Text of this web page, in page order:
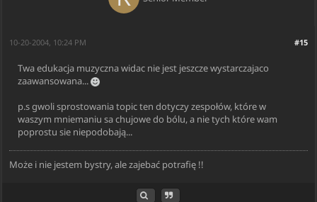
#15
10-20-2004, 10:24 PM
Twa edukacja muzyczna widac nie jest jeszcze wystarczajaco
zaawansowana...
p.s gwoli sprostowania topic ten dotyczy zespołów, które w
waszym mniemaniu sa chujowe do bólu, a nie tych które wam
poprostu sie niepodobają...
Może i nie jestem bystry, ale zajebać potrafię !!